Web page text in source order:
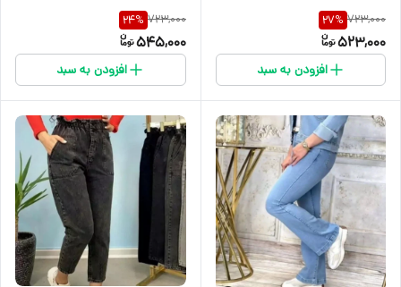
723,000
27%
523,000
افزودن به سبد
723,000
24%
545,000
افزودن به سبد